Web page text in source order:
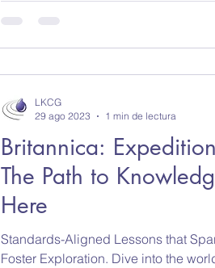
Britannica:
The Path to
Here
Standards-Aligned Lessons that
Foster Exploration. Dive into the
LKCG
29 ago 2023
1 min de lectura